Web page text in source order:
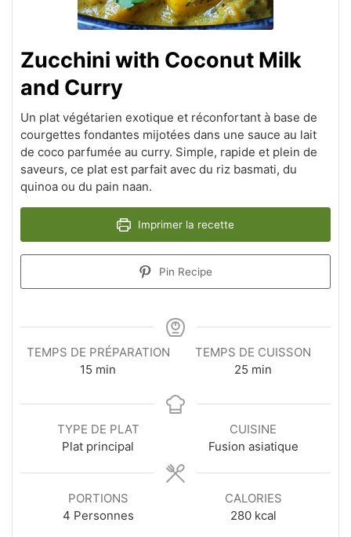
Zucchini with Coconut Milk
and Curry
Un plat végétarien exotique et réconfortant à base de
courgettes fondantes mijotées dans une sauce au lait
de coco parfumée au curry. Simple, rapide et plein de
saveurs, ce plat est parfait avec du riz basmati, du
quinoa ou du pain naan.
Imprimer la recette
Pin Recipe
TEMPS DE PRÉPARATION
15 minutes
min
TEMPS DE CUISSON
25 minutes
min
TYPE DE PLAT
Plat principal
CUISINE
Fusion asiatique
PORTIONS
4 Personnes
CALORIES
280 kcal